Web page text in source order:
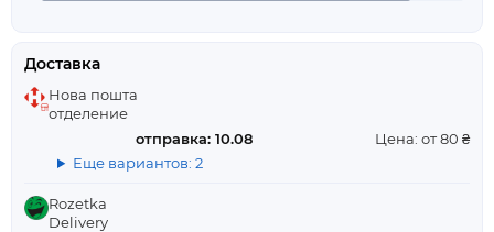
Доставка
Нова пошта
отделение
отправка: 10.08
Цена: от 80 ₴
Еще вариантов: 2
Rozetka
Delivery